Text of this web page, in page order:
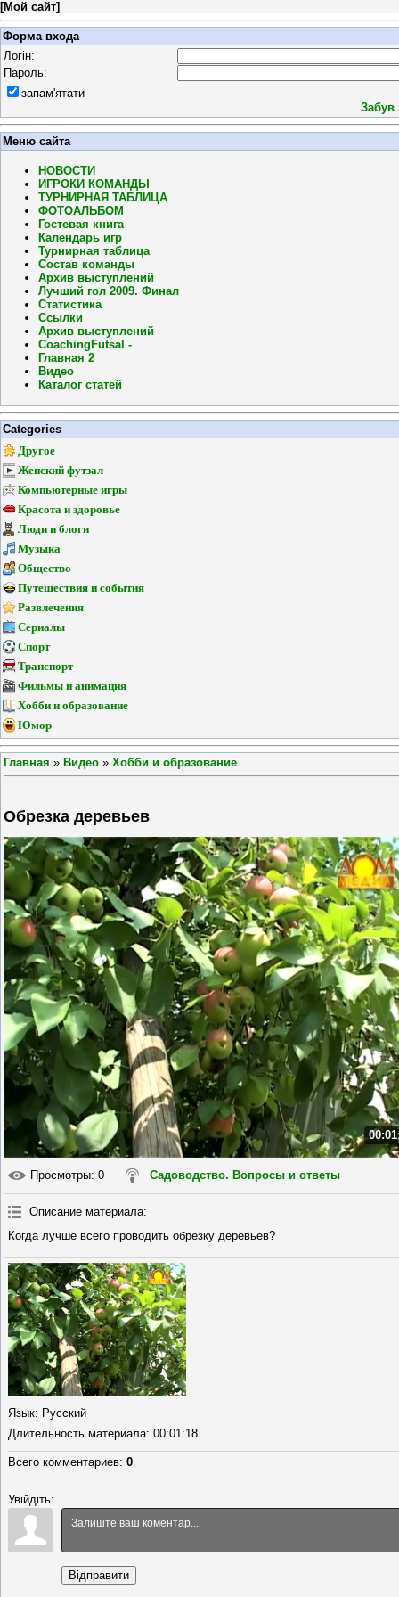
[Мой сайт]
Форма входа
Логін:
Пароль:
запам'ятати
Забув
Меню сайта
НОВОСТИ
ИГРОКИ КОМАНДЫ
ТУРНИРНАЯ ТАБЛИЦА
ФОТОАЛЬБОМ
Гостевая книга
Календарь игр
Турнирная таблица
Состав команды
Архив выступлений
Лучший гол 2009. Финал
Статистика
Ссылки
Архив выступлений
CoachingFutsal -
Главная 2
Видео
Каталог статей
Categories
Другое
Женский футзал
Компьютерные игры
Красота и здоровье
Люди и блоги
Музыка
Общество
Путешествия и события
Развлечения
Сериалы
Спорт
Транспорт
Фильмы и анимация
Хобби и образование
Юмор
Главная » Видео » Хобби и образование
Обрезка деревьев
Просмотры: 0 Садоводство. Вопросы и ответы
Описание материала:
Когда лучше всего проводить обрезку деревьев?
Язык: Русский
Длительность материала: 00:01:18
Всего комментариев: 0
Увійдіть:
Відправити